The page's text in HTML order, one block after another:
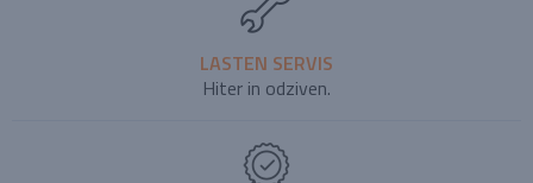
LASTEN SERVIS
Hiter in odziven.